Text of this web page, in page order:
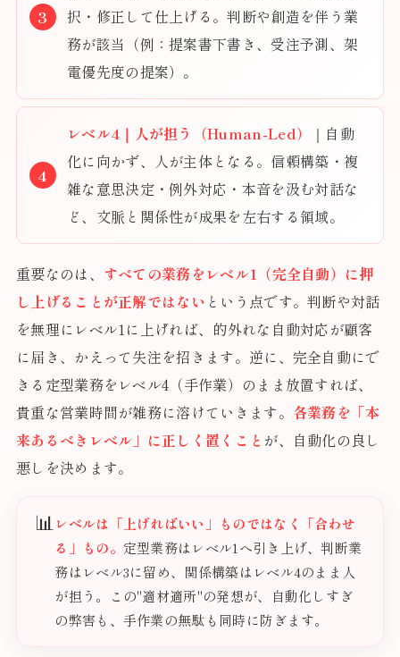
択・修正して仕上げる。判断や創造を伴う業
務が該当（例：提案書下書き、受注予測、架
電優先度の提案）。
レベル4｜人が担う（Human-Led）
｜自動
化に向かず、人が主体となる。信頼構築・複
雑な意思決定・例外対応・本音を汲む対話な
ど、文脈と関係性が成果を左右する領域。
重要なのは、 すべての業務をレベル1（完全自動）に押
し上げることが正解ではない という点です。判断や対話
を無理にレベル1に上げれば、的外れな自動対応が顧客
に届き、かえって失注を招きます。逆に、完全自動にで
きる定型業務をレベル4（手作業）のまま放置すれば、
貴重な営業時間が雑務に溶けていきます。 各業務を「本
来あるべきレベル」に正しく置くこと が、自動化の良し
悪しを決めます。
📊 レベルは「上げればいい」ものではなく「合わせ
る」もの。 定型業務はレベル1へ引き上げ、判断業
務はレベル3に留め、関係構築はレベル4のまま人
が担う。この"適材適所"の発想が、自動化しすぎ
の弊害も、手作業の無駄も同時に防ぎます。